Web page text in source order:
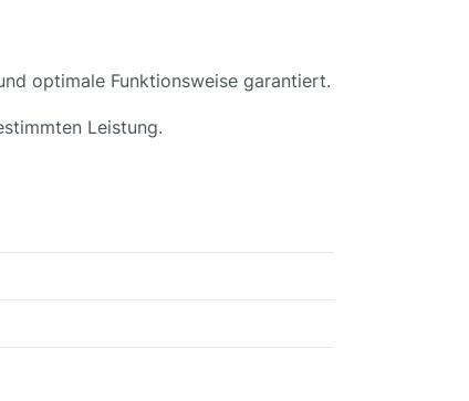
optimale Funktionsweise garantiert.
Leistung.